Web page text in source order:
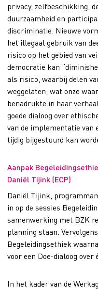
privacy, zelfbeschikking,
duurzaamheid en
discriminatie. Nieuwe
het illegaal gebruik van
risico op het gebied van
democratie kan
als risico, waarbij delen
weggelaten, wat onze
benadrukte in haar
goede dialoog over
van de implementatie van
tijdig bijgestuurd kan
Aanpak
Daniël Tijink (ECP)
Daniël Tijink,
in op de sessies
samenwerking met BZK
planning staan.
Begeleidingsethiek
voor een Doe-dialoog over
In het kader van de